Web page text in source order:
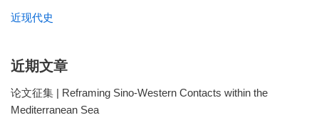
近现代史
近期文章
论文征集 | Reframing Sino-Western Contacts within the
Mediterranean Sea